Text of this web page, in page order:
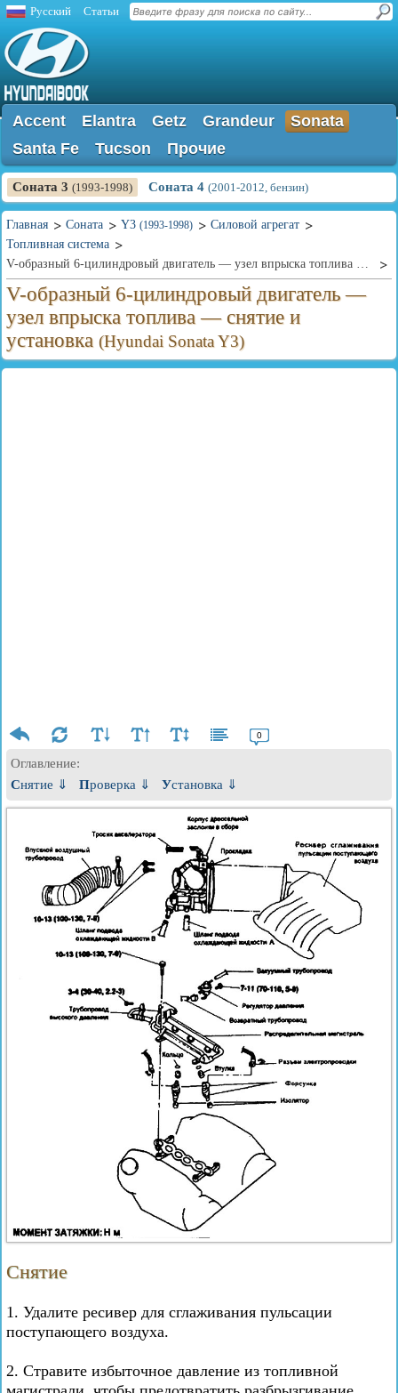
Русский Статьи
Accent Elantra Getz Grandeur
Sonata
Santa Fe
Tucson Прочие
Соната 3 (1993-1998) Соната 4 (2001-2012, бензин)
Главная Соната Y3 (1993-1998)
Силовой агрегат
Топливная система
V-образный 6-цилиндровый двигатель — узел впрыска топлива — снятие и установка
V-образный 6-цилиндровый двигатель —
узел впрыска топлива — снятие и
установка (Hyundai Sonata Y3)
0
Оглавление:
Снятие ⇓
Проверка ⇓ Установка ⇓
Снятие
1. Удалите ресивер для сглаживания пульсации
поступающего воздуха.
2. Стравите избыточное давление из топливной